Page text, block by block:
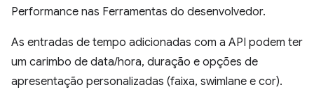
Performance nas Ferramentas do desenvolvedor.
As entradas de tempo adicionadas com a API podem ter
um carimbo de data/hora, duração e opções de
apresentação personalizadas (faixa, swimlane e cor).